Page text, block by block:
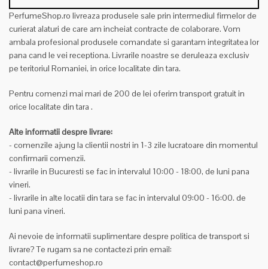
PerfumeShop.ro livreaza produsele sale prin intermediul firmelor de
curierat alaturi de care am incheiat contracte de colaborare. Vom
ambala profesional produsele comandate si garantam integritatea lor
pana cand le vei receptiona. Livrarile noastre se deruleaza exclusiv
pe teritoriul Romaniei, in orice localitate din tara.
Pentru comenzi mai mari de 200 de lei oferim transport gratuit in
orice localitate din tara .
Alte informatii despre livrare:
- comenzile ajung la clientii nostri in 1-3 zile lucratoare din momentul
confirmarii comenzii.
- livrarile in Bucuresti se fac in intervalul 10:00 - 18:00, de luni pana
vineri.
- livrarile in alte locatii din tara se fac in intervalul 09:00 - 16:00. de
luni pana vineri.
Ai nevoie de informatii suplimentare despre politica de transport si
livrare? Te rugam sa ne contactezi prin email:
contact@perfumeshop.ro